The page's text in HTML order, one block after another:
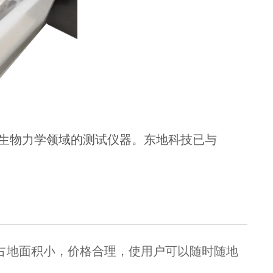
物力学领域的测试仪器。东地科技已与
面积小，价格合理，使用户可以随时随地